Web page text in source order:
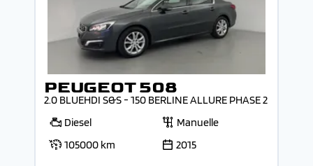
PEUGEOT 508
2.0 BLUEHDI S&S - 150 BERLINE ALLURE PHASE 2
Diesel
Manuelle
105000 km
2015